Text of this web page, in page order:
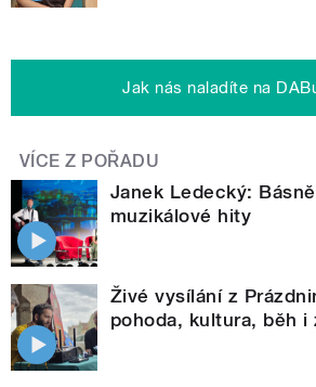
Jak nás naladíte na
VÍCE Z POŘADU
Janek Ledecký:
muzikálové hity
Živé vysílání z
pohoda, kultura, běh i